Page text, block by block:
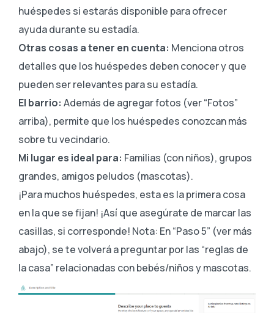
huéspedes si estarás disponible para ofrecer
ayuda durante su estadía.
Otras cosas a tener en cuenta: Menciona otros
detalles que los huéspedes deben conocer y que
pueden ser relevantes para su estadía.
El barrio: Además de agregar fotos (ver “Fotos”
arriba), permite que los huéspedes conozcan más
sobre tu vecindario.
Mi lugar es ideal para: Familias (con niños), grupos
grandes, amigos peludos (mascotas).
¡Para muchos huéspedes, esta es la primera cosa
en la que se fijan! ¡Así que asegúrate de marcar las
casillas, si corresponde! Nota: En “Paso 5” (ver más
abajo), se te volverá a preguntar por las “reglas de
la casa” relacionadas con bebés/niños y mascotas.